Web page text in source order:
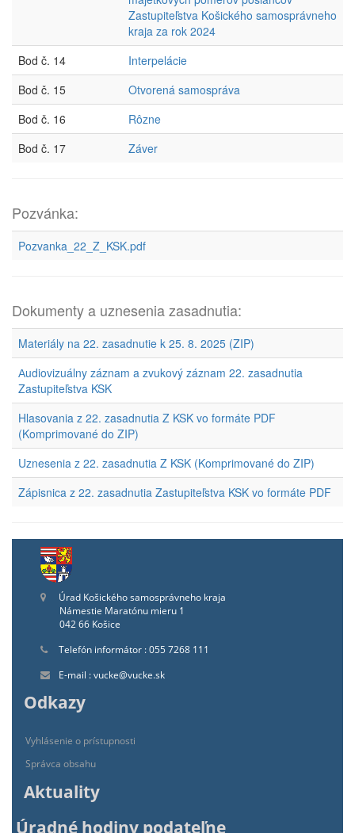
Zastupiteľstva Košického samosprávneho
kraja za rok 2024
Bod č. 14
Interpelácie
Bod č. 15
Otvorená samospráva
Bod č. 16
Rôzne
Bod č. 17
Záver
Pozvánka:
Pozvanka_22_Z_KSK.pdf
Dokumenty a uznesenia zasadnutia:
Materiály na 22. zasadnutie k 25. 8. 2025 (ZIP)
Аudiovizuálny záznam a zvukový záznam 22. zasadnutia
Zastupiteľstva KSK
Hlasovania z 22. zasadnutia Z KSK vo formáte PDF
(Komprimované do ZIP)
Uznesenia z 22. zasadnutia Z KSK (Komprimované do ZIP)
Zápisnica z 22. zasadnutia Zastupiteľstva KSK vo formáte PDF
Úrad Košického samosprávneho kraja
Námestie Maratónu mieru 1
042 66 Košice
Telefón informátor : 055 7268 111
E-mail : vucke@vucke.sk
Odkazy
Vyhlásenie o prístupnosti
Správca obsahu
Aktuality
Úradné hodiny podateľne